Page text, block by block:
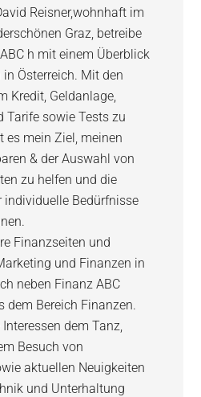
Reisner,wohnhaft im
Graz, betreibe
h mit einem Überblick
Österreich. Mit den
Kredit, Geldanlage,
Tarife sowie Tests zu
es mein Ziel, meinen
& der Auswahl von
zu helfen und die
individuelle Bedürfnisse
Finanzseiten und
und Finanzen in
neben Finanz ABC
dem Bereich Finanzen.
dem Tanz,
Besuch von
aktuellen Neuigkeiten
und Unterhaltung